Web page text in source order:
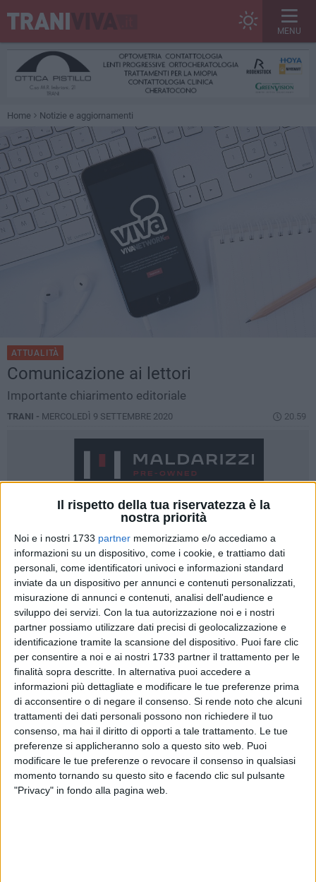
Il rispetto della tua riservatezza è la
nostra priorità
Noi e i nostri 1733 partner memorizziamo e/o accediamo a
informazioni su un dispositivo, come i cookie, e trattiamo dati
personali, come identificatori univoci e informazioni standard
inviate da un dispositivo per annunci e contenuti personalizzati,
misurazione di annunci e contenuti, analisi dell'audience e
sviluppo dei servizi. Con la tua autorizzazione noi e i nostri
partner possiamo utilizzare dati precisi di geolocalizzazione e
identificazione tramite la scansione del dispositivo. Puoi fare clic
per consentire a noi e ai nostri 1733 partner il trattamento per le
finalità sopra descritte. In alternativa puoi accedere a
informazioni più dettagliate e modificare le tue preferenze prima
di acconsentire o di negare il consenso. Si rende noto che alcuni
trattamenti dei dati personali possono non richiedere il tuo
consenso, ma hai il diritto di opporti a tale trattamento. Le tue
preferenze si applicheranno solo a questo sito web. Puoi
modificare le tue preferenze o revocare il consenso in qualsiasi
momento tornando su questo sito e facendo clic sul pulsante
"Privacy" in fondo alla pagina web.
MENU
Home Notizie e aggiornamenti
ATTUALITÀ
Comunicazione ai lettori
Importante chiarimento editoriale
TRANI - MERCOLEDÌ 9 SETTEMBRE 2020 20.59
266
In riferimento alla cancellazione dal flusso delle notizie
dell'articolo a firma di Giovanni Ronco dal titolo "Se il gioco
di squadra è quello che fa bene (alla politica)", gli Editori e la
Redazione di TraniViva respingono fermamente illazioni
provenienti anche da esponenti politici su presunti
condizionamenti da parte di alcuno. Tutt'altro. Il network, che